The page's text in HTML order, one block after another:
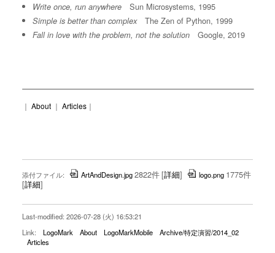
Write once, run anywhere Sun Microsystems, 1995
Simple is better than complexThe Zen of Python, 1999
Fall in love with the problem, not the solution Google, 2019
｜ About｜ Articles｜
添付ファイル: ArtAndDesign.jpg2822件[詳細] logo.png 1775件
[詳細]
Last-modified: 2026-07-28 (火) 16:53:21
Link:
LogoMark About LogoMarkMobile
Archive/特定演習/2014_02
Articles